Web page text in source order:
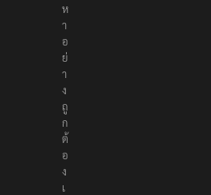
อ
ห
า
อ
ย่
า
ง
ถู
ก
ต้
อ
ง